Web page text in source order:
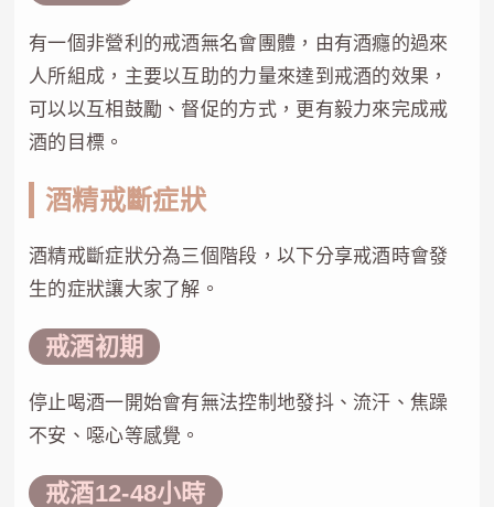
有一個非營利的戒酒無名會團體，由有酒癮的過來
人所組成，主要以互助的力量來達到戒酒的效果，
可以以互相鼓勵、督促的方式，更有毅力來完成戒
酒的目標。
酒精戒斷症狀
酒精戒斷症狀分為三個階段，以下分享戒酒時會發
生的症狀讓大家了解。
戒酒初期
停止喝酒一開始會有無法控制地發抖、流汗、焦躁
不安、噁心等感覺。
戒酒12-48小時